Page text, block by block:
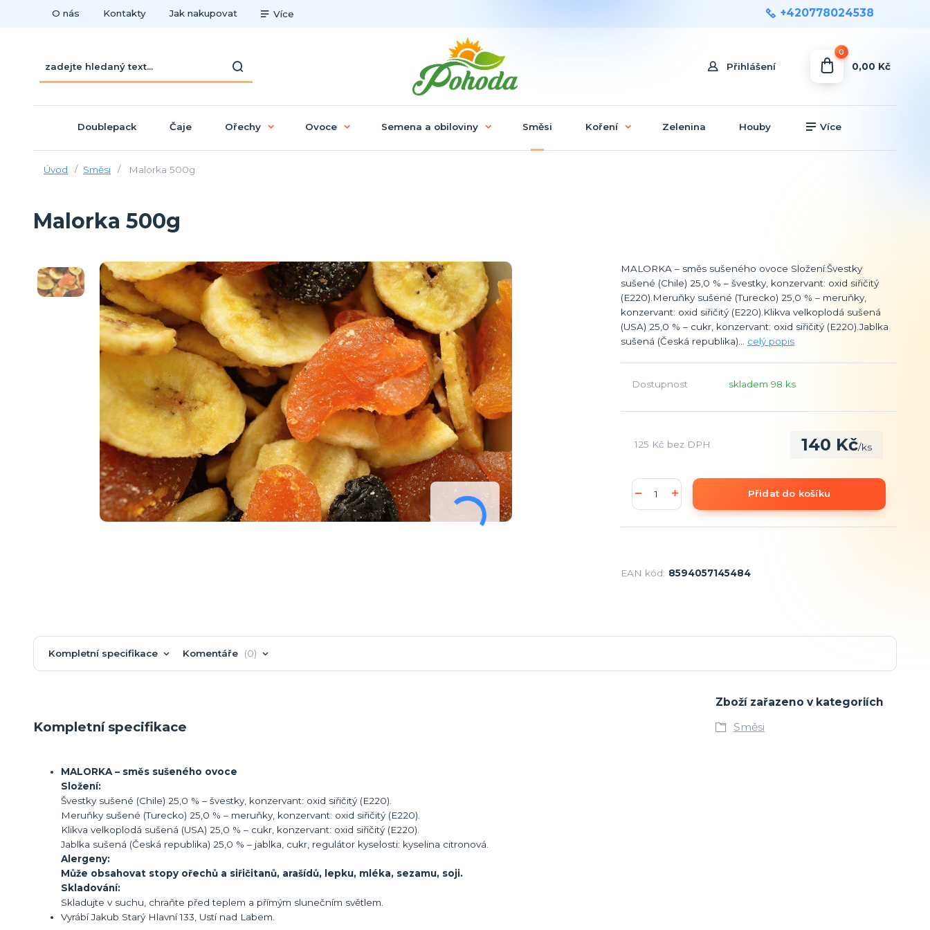
O nás Kontakty Jak nakupovat Více
Přihlášení
+420778024538
0
0,00 Kč
Doublepack Čaje Ořechy Ovoce Semena a obiloviny Směsi Koření Zelenina Houby Více
Úvod Směsi Malorka 500g
Malorka 500g
MALORKA – směs sušeného ovoce Složení:Švestky
sušené (Chile) 25,0 % – švestky, konzervant: oxid siřičitý
(E220).Meruňky sušené (Turecko) 25,0 % – meruňky,
konzervant: oxid siřičitý (E220).Klikva velkoplodá sušená
(USA) 25,0 % – cukr, konzervant: oxid siřičitý (E220).Jablka
sušená (Česká republika)... celý popis
Dostupnost skladem 98 ks
140 Kč/ks
125 Kč bez DPH
Přidat do košíku
EAN kód: 8594057145484
Kompletní specifikace Komentáře 0
Kompletní specifikace
MALORKA – směs sušeného ovoce
Složení:
Švestky sušené (Chile) 25,0 % – švestky, konzervant: oxid siřičitý (E220).
Meruňky sušené (Turecko) 25,0 % – meruňky, konzervant: oxid siřičitý (E220).
Klikva velkoplodá sušená (USA) 25,0 % – cukr, konzervant: oxid siřičitý (E220).
Jablka sušená (Česká republika) 25,0 % – jablka, cukr, regulátor kyselosti: kyselina citronová.
Alergeny:
Může obsahovat stopy ořechů a siřičitanů, arašídů, lepku, mléka, sezamu, soji.
Skladování:
Skladujte v suchu, chraňte před teplem a přímým slunečním světlem.
Vyrábí Jakub Starý Hlavní 133, Ustí nad Labem.
Zboží zařazeno v kategoriích
Směsi